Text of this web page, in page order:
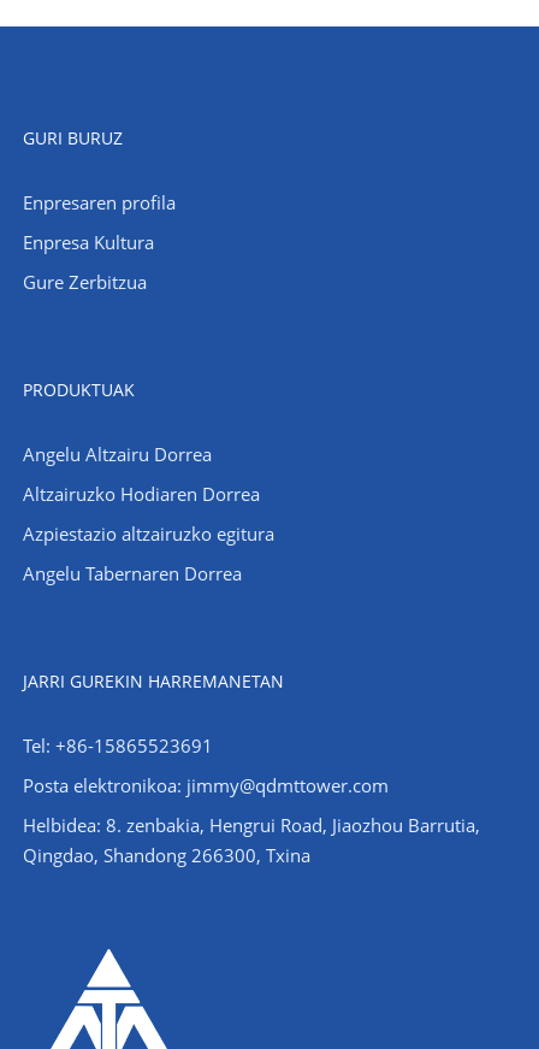
GURI BURUZ
Enpresaren profila
Enpresa Kultura
Gure Zerbitzua
PRODUKTUAK
Angelu Altzairu Dorrea
Altzairuzko Hodiaren Dorrea
Azpiestazio altzairuzko egitura
Angelu Tabernaren Dorrea
JARRI GUREKIN HARREMANETAN
Tel: +86-15865523691
Posta elektronikoa: jimmy@qdmttower.com
Helbidea: 8. zenbakia, Hengrui Road, Jiaozhou Barrutia,
Qingdao, Shandong 266300, Txina